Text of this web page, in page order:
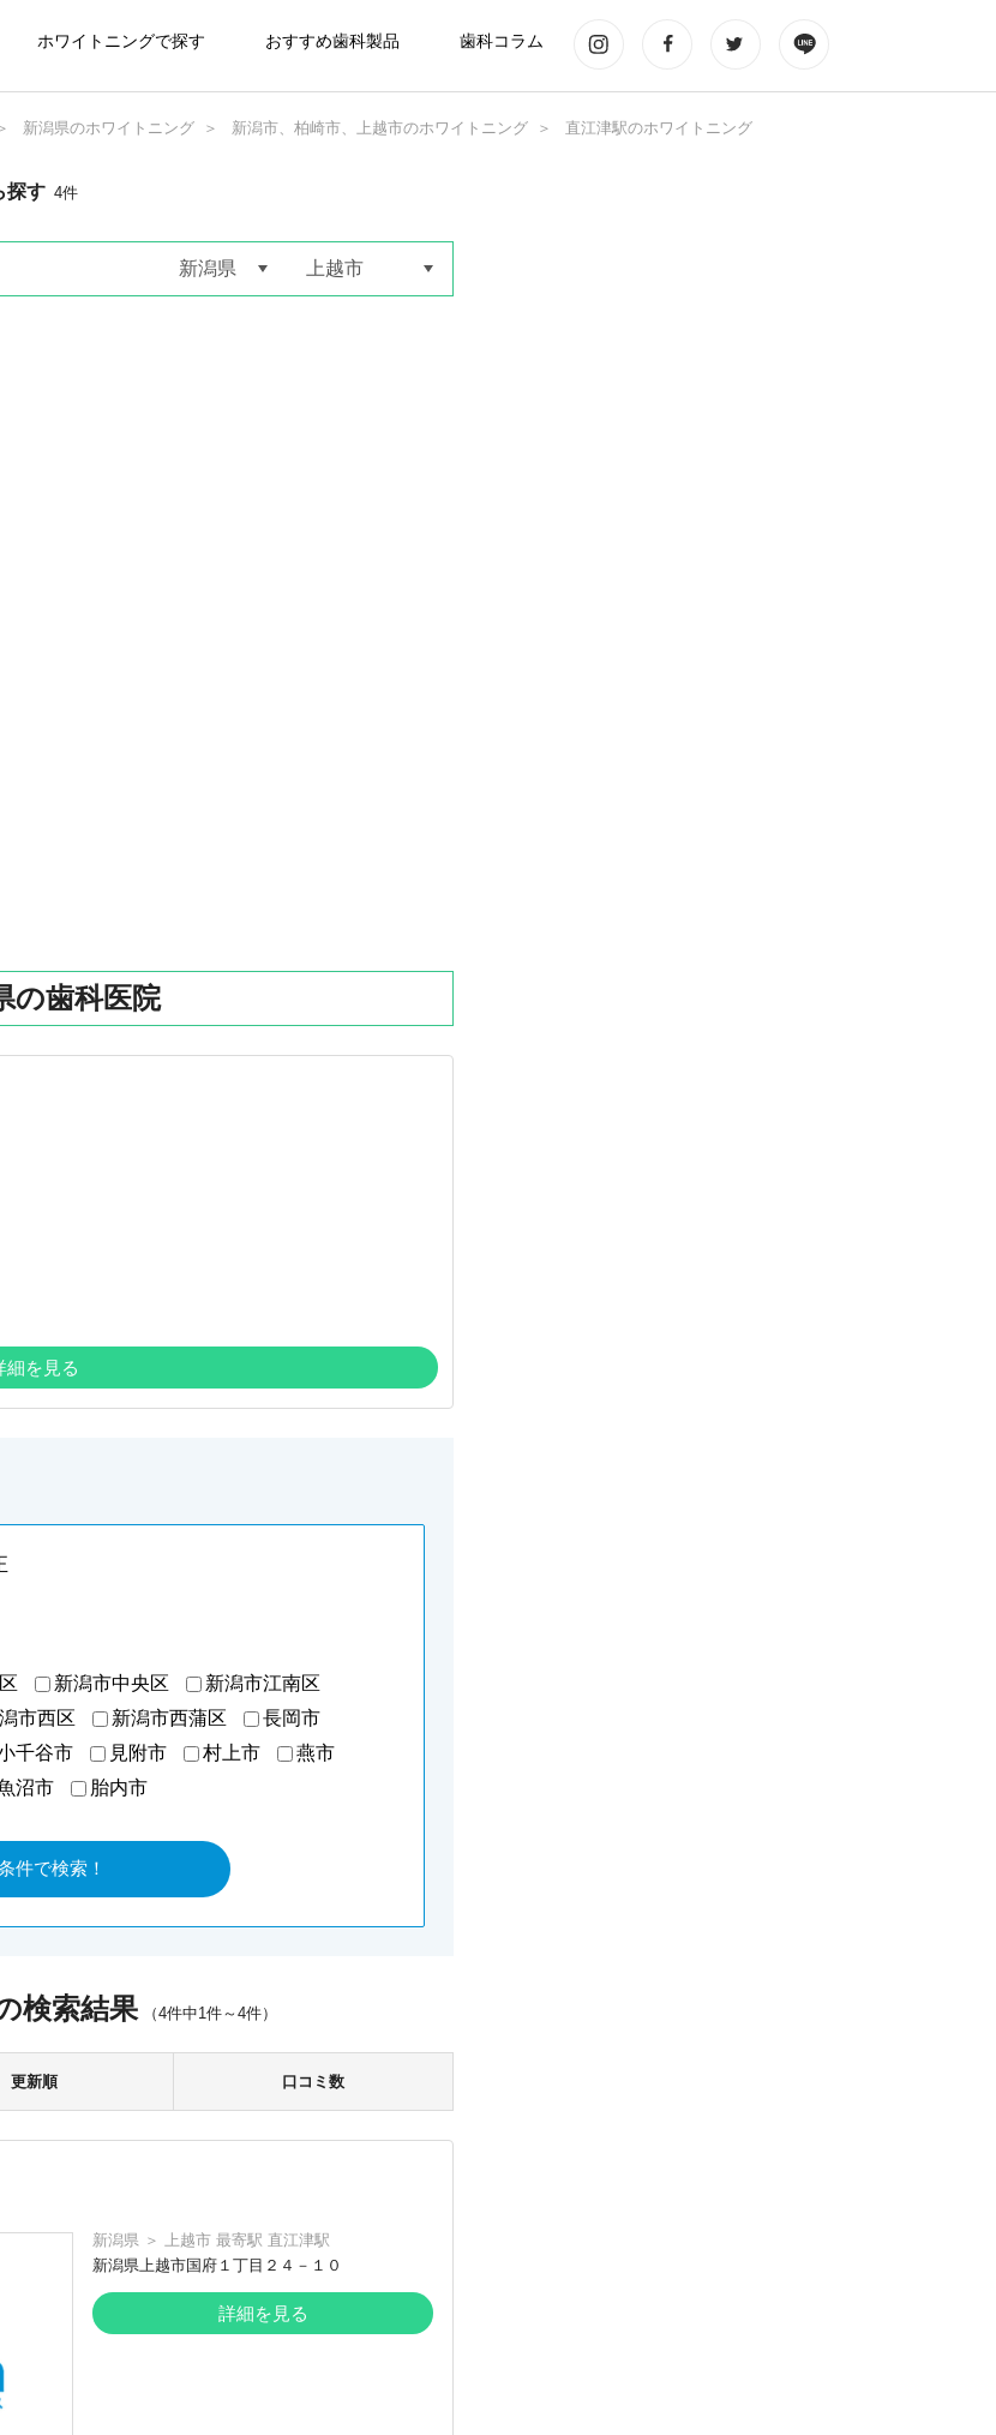
ホワイトニングで探す おすすめ歯科製品 歯科コラム
新潟県のホワイトニング 新潟市、柏崎市、上越市のホワイトニング 直江津駅のホワイトニング
探す 4件
の歯科医院
細を見る
新潟市中央区
新潟市江南区
市西区 新潟市西蒲区
長岡市
千谷市 見附市 村上市
燕市
沼市 胎内市
検索結果（4件中1件～4件）
更新順 口コミ数
新潟県 ＞ 上越市 最寄駅 直江津駅
新潟県上越市国府１丁目２４－１０
詳細を見る